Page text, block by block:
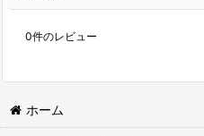
0件のレビュー
ホーム